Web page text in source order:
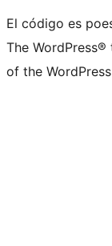
El código es
The
of the